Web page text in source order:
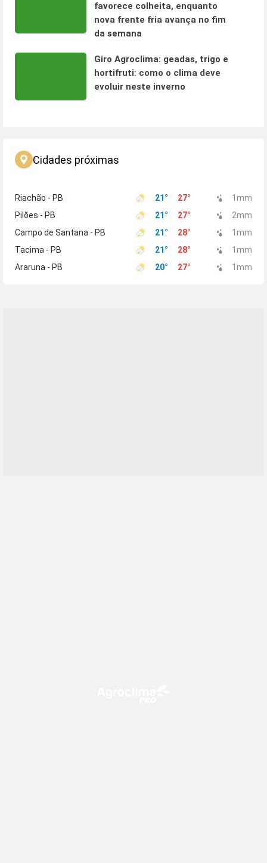
favorece colheita, enquanto
nova frente fria avança no fim
da semana
Giro Agroclima: geadas, trigo e
hortifruti: como o clima deve
evoluir neste inverno
Cidades próximas
Riachão - PB 21° 27° 1 mm
Pilões - PB
21° 27° 2mm
Campo de Santana - PB
21° 28° 1 mm
Tacima - PB
21° 28° 1 mm
Araruna - PB
20° 27° 1 mm